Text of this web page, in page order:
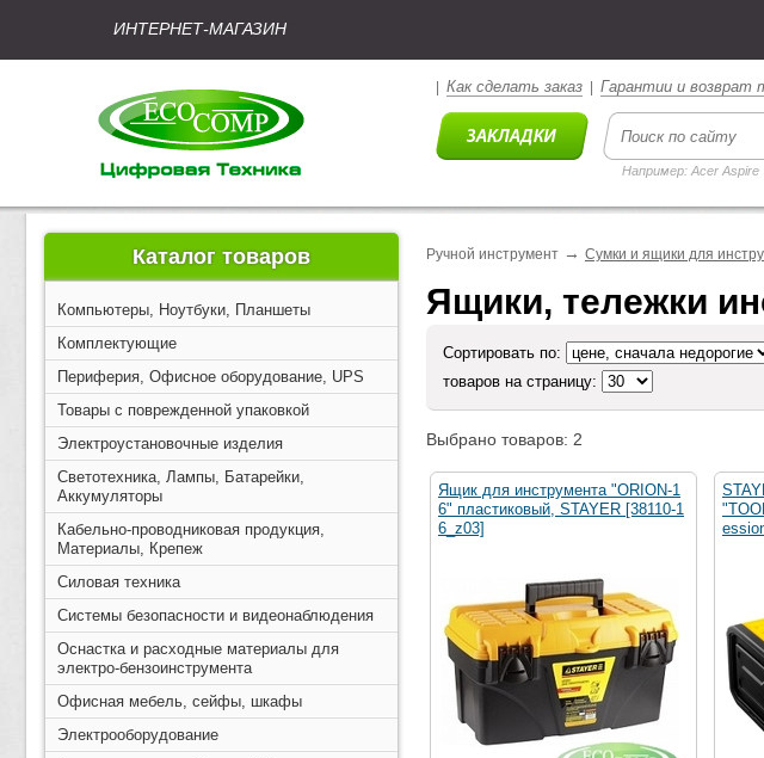
ИНТЕРНЕТ-МАГАЗИН
Как сделать заказ Гарантии и возврат
Например: Acer Aspire
Каталог товаров
Компьютеры, Ноутбуки, Планшеты
Комплектующие
Периферия, Офисное оборудование, UPS
Товары с поврежденной упаковкой
Электроустановочные изделия
Светотехника, Лампы, Батарейки,
Аккумуляторы
Кабельно-проводниковая продукция,
Материалы, Крепеж
Силовая техника
Системы безопасности и видеонаблюдения
Оснастка и расходные материалы для
электро-бензоинструмента
Офисная мебель, сейфы, шкафы
Электрооборудование
Ручной инструмент → Сумки и ящики для
Ящики, тележки
Сортировать по:
товаров на страницу:
Выбрано товаров: 2
Ящик для инструмента "ORION-1
6" пластиковый, STAYER [38110-1
6_z03]